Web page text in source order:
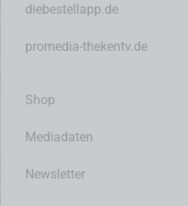
diebestellapp.de
promedia-thekentv.de
Shop
Mediadaten
Newsletter